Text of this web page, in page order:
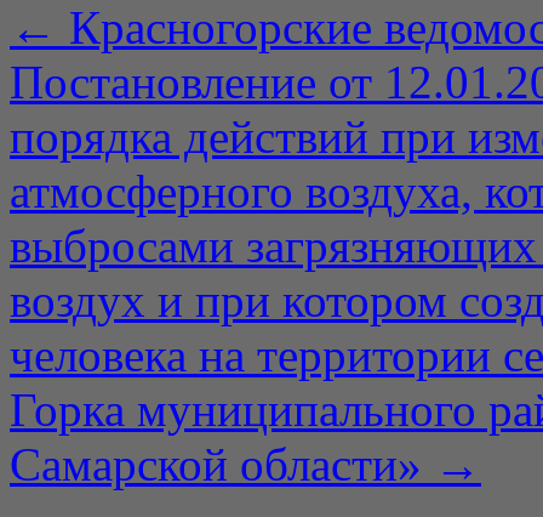
← Красногорские
Постановление от
порядка действий при
атмосферного воздуха,
выбросами
воздух и при котором
человека на территории
Горка муниципального
Самарской области» →